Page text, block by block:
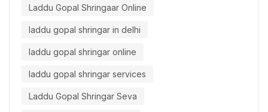
Laddu Gopal Shringaar Online
laddu gopal shringar in delhi
laddu gopal shringar online
laddu gopal shringar services
Laddu Gopal Shringar Seva